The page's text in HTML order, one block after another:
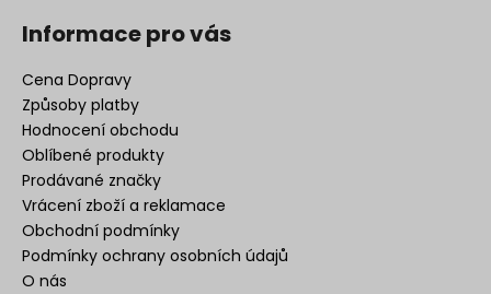
Informace pro vás
Cena Dopravy
Způsoby platby
Hodnocení obchodu
Oblíbené produkty
Prodávané značky
Vrácení zboží a reklamace
Obchodní podmínky
Podmínky ochrany osobních údajů
O nás